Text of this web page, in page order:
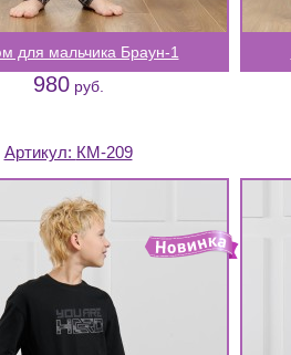
для мальчика Браун-1
980руб.
Артикул: КМ-209